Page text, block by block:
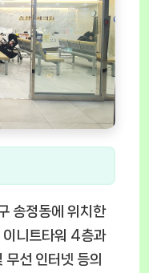
송정동에 위치한
이니트타워 4층과
선 인터넷 등의